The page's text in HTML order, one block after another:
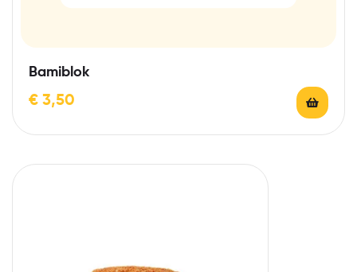
Bamiblok
€ 3,50